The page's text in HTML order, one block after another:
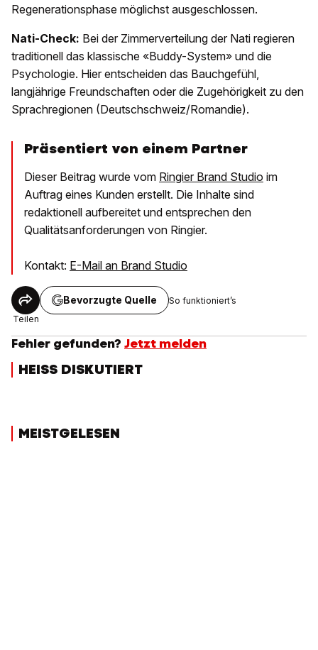
Regenerationsphase möglichst ausgeschlossen.
Nati-Check: Bei der Zimmerverteilung der Nati regieren
traditionell das klassische «Buddy-System» und die
Psychologie. Hier entscheiden das Bauchgefühl,
langjährige Freundschaften oder die Zugehörigkeit zu den
Sprachregionen (Deutschschweiz/Romandie).
Präsentiert von einem Partner
Dieser Beitrag wurde vom Ringier Brand Studio im
Auftrag eines Kunden erstellt. Die Inhalte sind
redaktionell aufbereitet und entsprechen den
Qualitätsanforderungen von Ringier.
Kontakt: E-Mail an Brand Studio
Teilen
Bevorzugte Quelle So funktioniert’s
Fehler gefunden? Jetzt melden
HEISS DISKUTIERT
MEISTGELESEN